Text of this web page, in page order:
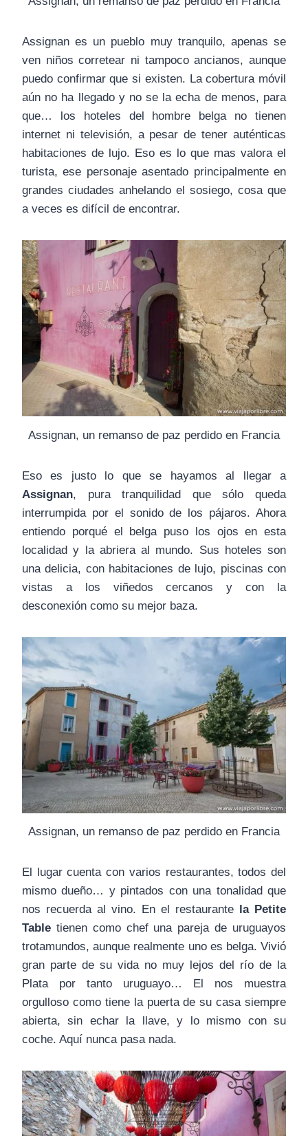
Assignan es un pueblo muy tranquilo, apenas se
ven niños corretear ni tampoco ancianos, aunque
puedo confirmar que si existen. La cobertura móvil
aún no ha llegado y no se la echa de menos, para
que… los hoteles del hombre belga no tienen
internet ni televisión, a pesar de tener auténticas
habitaciones de lujo. Eso es lo que mas valora el
turista, ese personaje asentado principalmente en
grandes ciudades anhelando el sosiego, cosa que
a veces es difícil de encontrar.
Assignan, un remanso de paz perdido en Francia
Eso es justo lo que se hayamos al llegar a
Assignan, pura tranquilidad que sólo queda
interrumpida por el sonido de los pájaros. Ahora
entiendo porqué el belga puso los ojos en esta
localidad y la abriera al mundo. Sus hoteles son
una delicia, con habitaciones de lujo, piscinas con
vistas a los viñedos cercanos y con la
desconexión como su mejor baza.
Assignan, un remanso de paz perdido en Francia
El lugar cuenta con varios restaurantes, todos del
mismo dueño… y pintados con una tonalidad que
nos recuerda al vino. En el restaurante
la Petite
Table tienen como chef una pareja de uruguayos
trotamundos, aunque realmente uno es belga. Vivió
gran parte de su vida no muy lejos del río de la
Plata por tanto uruguayo… El nos muestra
orgulloso como tiene la puerta de su casa siempre
abierta, sin echar la llave, y lo mismo con su
coche. Aquí nunca pasa nada.